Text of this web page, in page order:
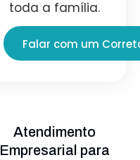
toda a família.
Falar com um
Atendimento
Empresarial para